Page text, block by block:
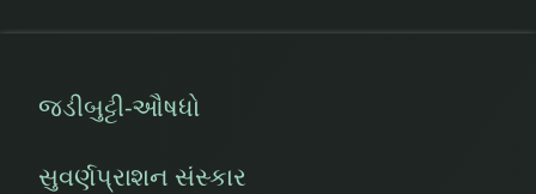
જડીબુટ્ટી-ઔષધો
સુવર્ણપ્રાશન સંસ્કાર